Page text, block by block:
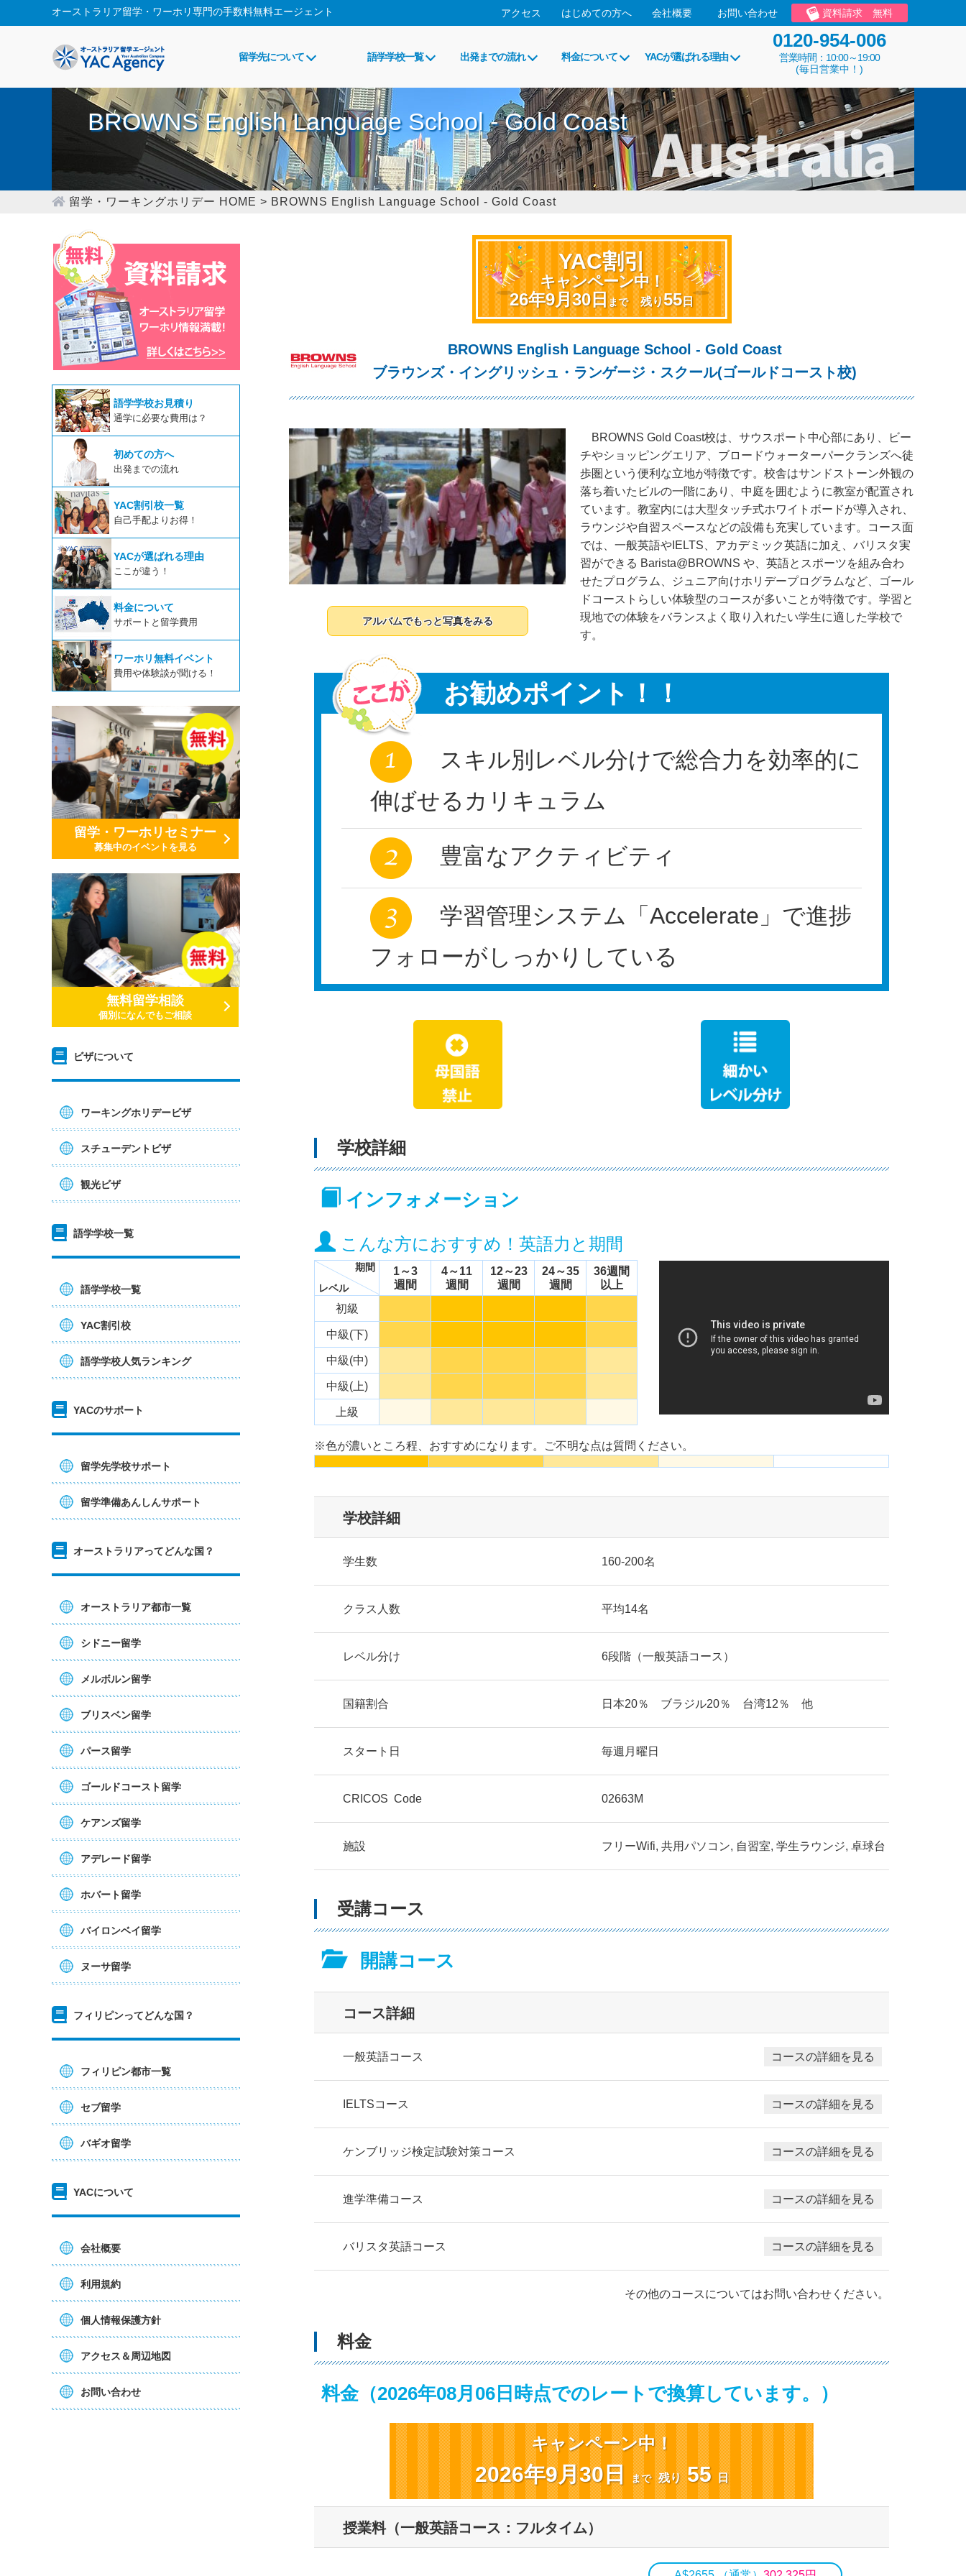
オーストラリア留学・ワーホリ専門の手数料無料エージェント アクセス はじめての方へ 会社概要 お問い合わせ 資料請求 無料
留学先について 語学学校一覧 出発までの流れ 料金について YACが選ばれる理由
0120-954-006
営業時間：10:00～19:00
(毎日営業中！)
BROWNS English Language School - Gold Coast
留学・ワーキングホリデー HOME > BROWNS English Language School - Gold Coast
語学学校お見積り
通学に必要な費用は？
初めての方へ
出発までの流れ
YAC割引校一覧
自己手配よりお得！
YACが選ばれる理由
ここが違う！
料金について
サポートと留学費用
ワーホリ無料イベント
費用や体験談が聞ける！
留学・ワーホリセミナー
募集中のイベントを見る
無料留学相談
個別になんでもご相談
ビザについて
ワーキングホリデービザ
スチューデントビザ
観光ビザ
語学学校一覧
語学学校一覧
YAC割引校
語学学校人気ランキング
YACのサポート
留学先学校サポート
留学準備あんしんサポート
オーストラリアってどんな国？
オーストラリア都市一覧
シドニー留学
メルボルン留学
ブリスベン留学
パース留学
ゴールドコースト留学
ケアンズ留学
アデレード留学
ホバート留学
バイロンベイ留学
ヌーサ留学
フィリピンってどんな国？
フィリピン都市一覧
セブ留学
バギオ留学
YACについて
会社概要
利用規約
個人情報保護方針
アクセス＆周辺地図
お問い合わせ
YAC割引
キャンペーン中！
26年9月30日 まで 残り55日
BROWNS English Language School - Gold Coast
ブラウンズ・イングリッシュ・ランゲージ・スクール(ゴールドコースト校)
アルバムでもっと写真をみる
BROWNS Gold Coast校は、サウスポート中心部にあり、ビー
チやショッピングエリア、ブロードウォーターパークランズへ徒
歩圏という便利な立地が特徴です。校舎はサンドストーン外観の
落ち着いたビルの一階にあり、中庭を囲むように教室が配置され
ています。教室内には大型タッチ式ホワイトボードが導入され、
ラウンジや自習スペースなどの設備も充実しています。コース面
では、一般英語やIELTS、アカデミック英語に加え、バリスタ実
習ができる Barista@BROWNS や、英語とスポーツを組み合わ
せたプログラム、ジュニア向けホリデープログラムなど、ゴール
ドコーストらしい体験型のコースが多いことが特徴です。学習と
現地での体験をバランスよく取り入れたい学生に適した学校で
す。
お勧めポイント！！
スキル別レベル分けで総合力を効率的に
伸ばせるカリキュラム
豊富なアクティビティ
学習管理システム「Accelerate」で進捗
フォローがしっかりしている
学校詳細
インフォメーション
こんな方におすすめ！英語力と期間
期間
レベル
1～3
週間
4～11
週間
12～23
週間
24～35
週間
36週間
以上
初級
中級(下)
中級(中)
中級(上)
上級
※色が濃いところ程、おすすめになります。ご不明な点は質問ください。
学校詳細
学生数 160-200名
クラス人数 平均14名
レベル分け 6段階（一般英語コース）
国籍割合 日本20％ ブラジル20％ 台湾12％ 他
スタート日 毎週月曜日
CRICOS Code 02663M
施設 フリーWifi, 共用パソコン, 自習室, 学生ラウンジ, 卓球台
受講コース
開講コース
コース詳細
一般英語コース コースの詳細を見る
IELTSコース コースの詳細を見る
ケンブリッジ検定試験対策コース コースの詳細を見る
進学準備コース コースの詳細を見る
バリスタ英語コース コースの詳細を見る
その他のコースについてはお問い合わせください。
料金
料金（2026年08月06日時点でのレートで換算しています。 ）
キャンペーン中！
2026年9月30日 まで 残り55 日
授業料（一般英語コース：フルタイム）